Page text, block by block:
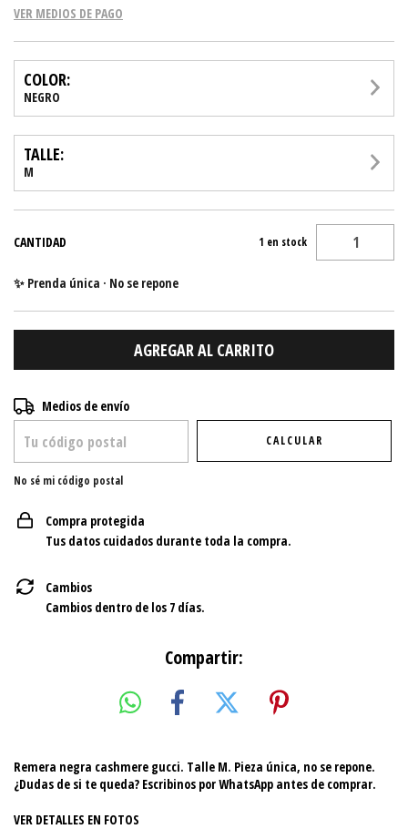
VER MEDIOS DE PAGO
COLOR:
NEGRO
TALLE:
M
CANTIDAD 1 en stock
✨ Prenda única · No se repone
Entregas para el CP:
Medios de envío
CALCULAR
No sé mi código postal
Compra protegida
Tus datos cuidados durante toda la compra.
Cambios
Cambios dentro de los 7 días.
Compartir:
Remera negra cashmere gucci. Talle M. Pieza única, no se repone.
¿Dudas de si te queda? Escribinos por WhatsApp antes de comprar.
VER DETALLES EN FOTOS